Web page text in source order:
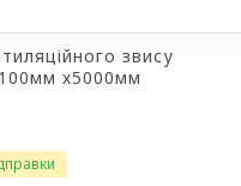
звису
х5000мм